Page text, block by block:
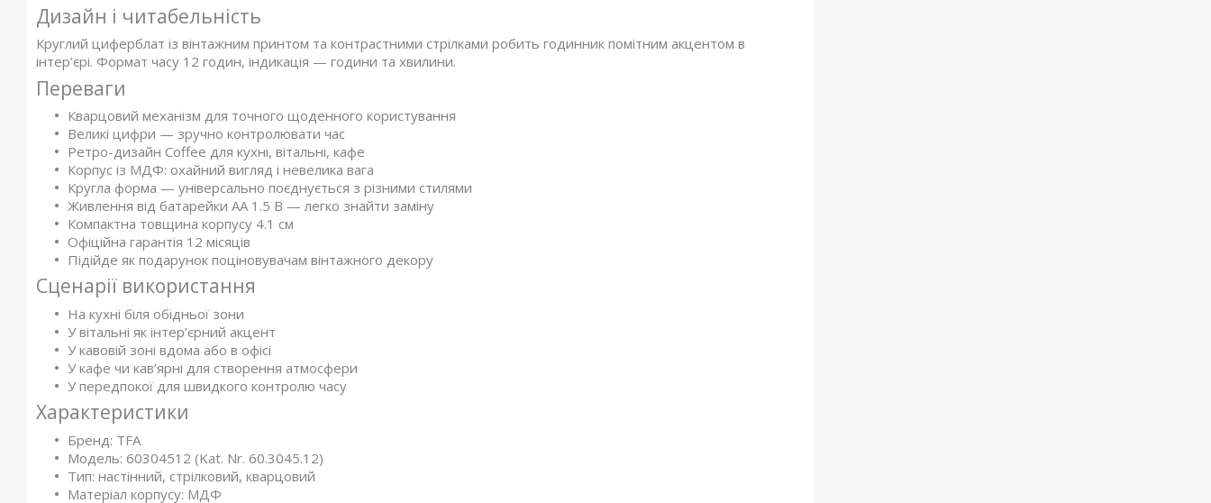
Дизайн і читабельність
Круглий циферблат із вінтажним принтом та контрастними стрілками робить годинник помітним акцентом в
інтер’єрі. Формат часу 12 годин, індикація — години та хвилини.
Переваги
Кварцовий механізм для точного щоденного користування
Великі цифри — зручно контролювати час
Ретро-дизайн Coffee для кухні, вітальні, кафе
Корпус із МДФ: охайний вигляд і невелика вага
Кругла форма — універсально поєднується з різними стилями
Живлення від батарейки AA 1.5 В — легко знайти заміну
Компактна товщина корпусу 4.1 см
Офіційна гарантія 12 місяців
Підійде як подарунок поціновувачам вінтажного декору
Сценарії використання
На кухні біля обідньої зони
У вітальні як інтер’єрний акцент
У кавовій зоні вдома або в офісі
У кафе чи кав’ярні для створення атмосфери
У передпокої для швидкого контролю часу
Характеристики
Бренд: TFA
Модель: 60304512 (Kat. Nr. 60.3045.12)
Тип: настінний, стрілковий, кварцовий
Матеріал корпусу: МДФ